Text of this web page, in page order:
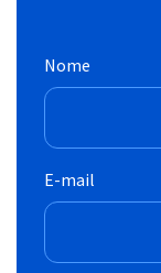
Nome
E-mail